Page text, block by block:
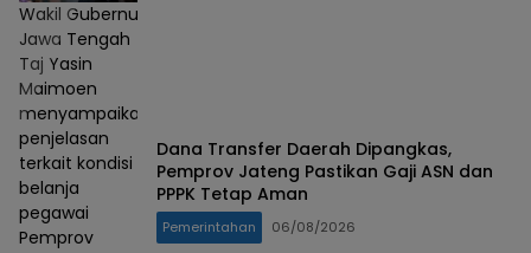
Wakil Gubernur
Jawa Tengah
Taj Yasin
Maimoen
menyampaikan
penjelasan
terkait kondisi
belanja
pegawai
Pemprov
Dana Transfer Daerah Dipangkas,
Pemprov Jateng Pastikan Gaji ASN dan
PPPK Tetap Aman
Pemerintahan 06/08/2026